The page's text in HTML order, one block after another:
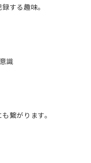
する趣味。
識
繋がります。